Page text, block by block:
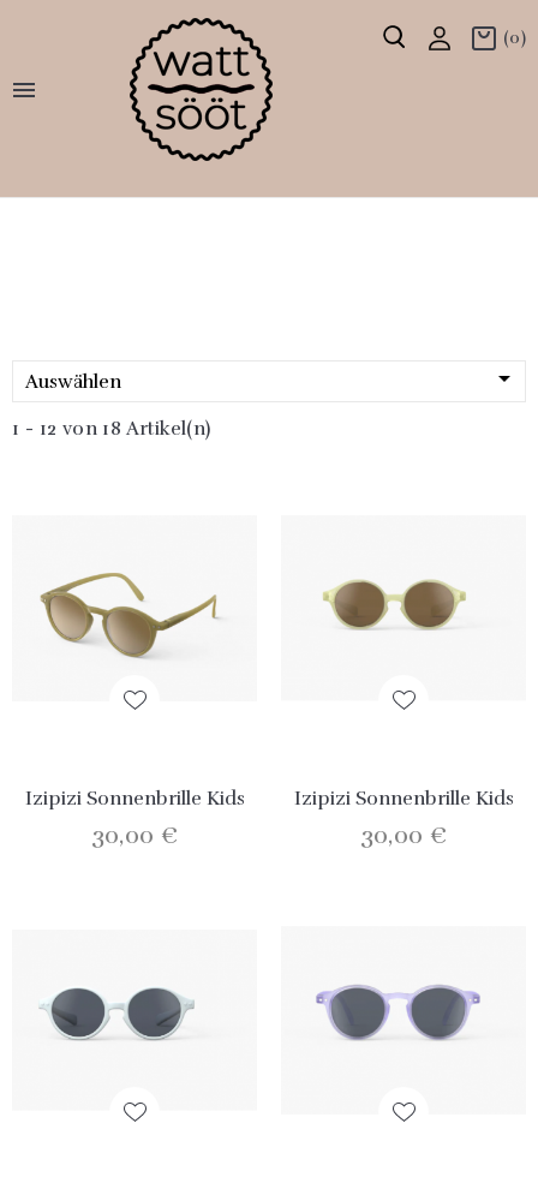

(0)
Auswählen 
1 - 12 von 18 Artikel(n)
Izipizi Sonnenbrille Kids
30,00 €
Izipizi Sonnenbrille Kids
30,00 €